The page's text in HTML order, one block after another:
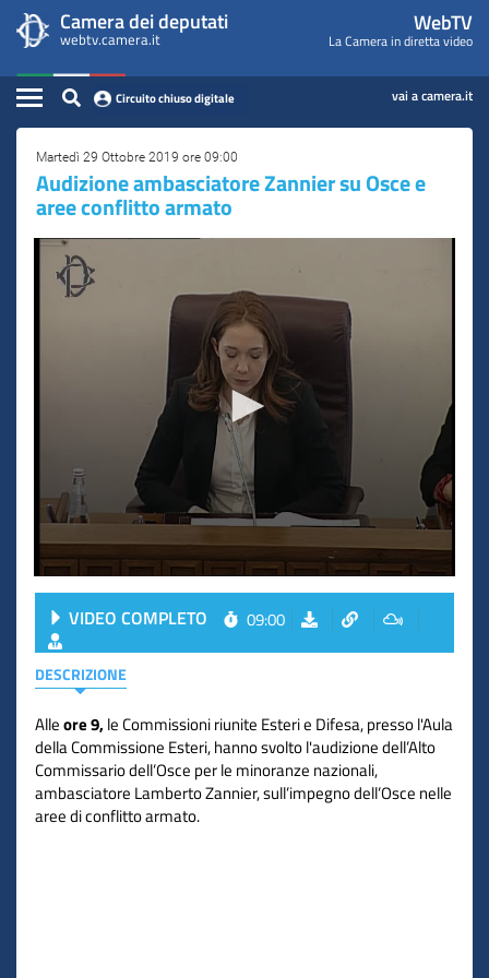
contenuto
principale
WebTV
Camera
dei
Deputati
menu
di
navigazione
Camera dei deputati
webtv.camera.it
WebTV
La Camera in diretta video
Home
Assemblea
Presidente
Commissioni
Eventi
Conferenze Stampa
Circuito chiuso digitale vai a camera.it
Contenuto
Martedì 29 Ottobre 2019 ore 09:00
​Audizione ambasciatore Zannier su Osce e
aree conflitto armato
VIDEO COMPLETO 09:00
DESCRIZIONE
Alleore 9, le Commissioni riunite Esteri e Difesa, presso l'Aula
della Commissione Esteri, hanno svolto l'audizione dell’Alto
Commissario dell’Osce per le minoranze nazionali,
ambasciatore Lamberto Zannier, sull’impegno dell’Osce nelle
aree di conflitto armato.